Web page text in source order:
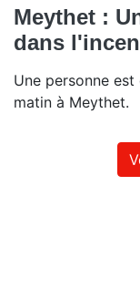
Meythet :
dans
Une personne
matin à Meythet.